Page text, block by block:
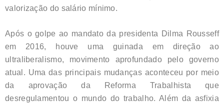
valorização do salário mínimo.
Após o golpe ao mandato da presidenta Dilma Rousseff
em 2016, houve uma guinada em direção ao
ultraliberalismo, movimento aprofundado pelo governo
atual. Uma das principais mudanças aconteceu por meio
da aprovação da Reforma Trabalhista que
desregulamentou o mundo do trabalho. Além da asfixia